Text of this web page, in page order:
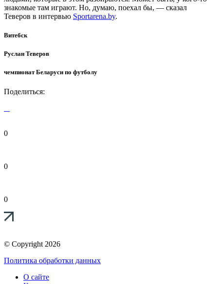
знакомые там играют. Но, думаю, поехал бы, — сказал
Теверов в интервью Sportarena.by.
Витебск
Руслан Теверов
чемпионат Беларуси по футболу
Поделиться:
0
0
0
© Copyright 2026
Политика обработки данных
О сайте